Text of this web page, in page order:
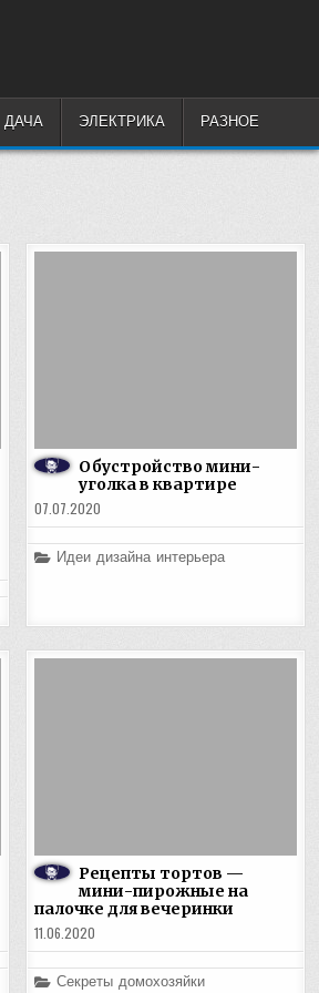
ДАЧА ЭЛЕКТРИКА РАЗНОЕ
Обустройство мини-
уголка в квартире
07.07.2020
Posted
in
Идеи дизайна интерьера
Рецепты тортов —
мини-пирожные на
палочке для вечеринки
11.06.2020
Posted
Секреты домохозяйки